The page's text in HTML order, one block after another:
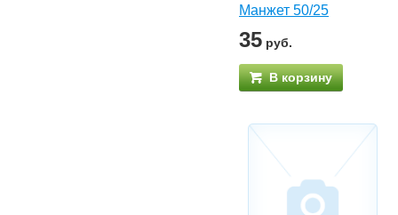
Манжет 50/25
35 руб.
В корзину